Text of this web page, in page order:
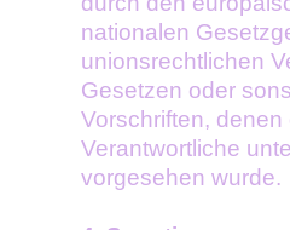
nationalen
unionsrechtlichen
Gesetzen oder
Vorschriften, denen
Verantwortliche
vorgesehen wurde.